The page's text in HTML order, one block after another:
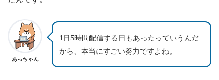
あっちゃん
1日5時間配信する日もあったっていうんだ
から、本当にすごい努力ですよね。